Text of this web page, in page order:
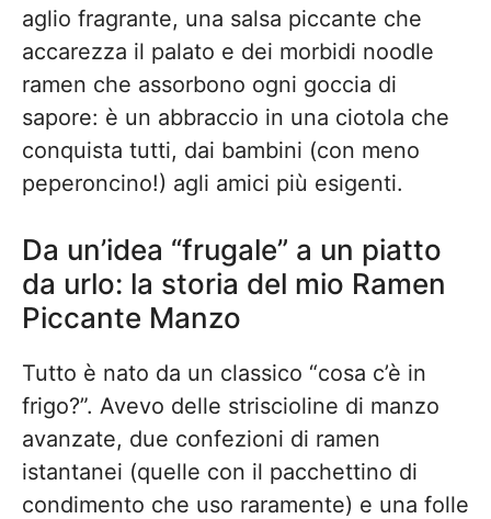
aglio fragrante, una salsa piccante che
accarezza il palato e dei morbidi noodle
ramen che assorbono ogni goccia di
sapore: è un abbraccio in una ciotola che
conquista tutti, dai bambini (con meno
peperoncino!) agli amici più esigenti.
Da un’idea “frugale” a un piatto
da urlo: la storia del mio Ramen
Piccante Manzo
Tutto è nato da un classico “cosa c’è in
frigo?”. Avevo delle striscioline di manzo
avanzate, due confezioni di ramen
istantanei (quelle con il pacchettino di
condimento che uso raramente) e una folle